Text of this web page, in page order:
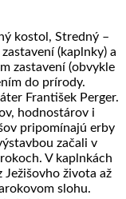
kostol, Stredný –
(kaplnky) a
zastavení (obvykle
do prírody.
František Perger.
hodnostárov i
pripomínajú erby
začali v
V kaplnkách
Ježišovho života až
slohu.